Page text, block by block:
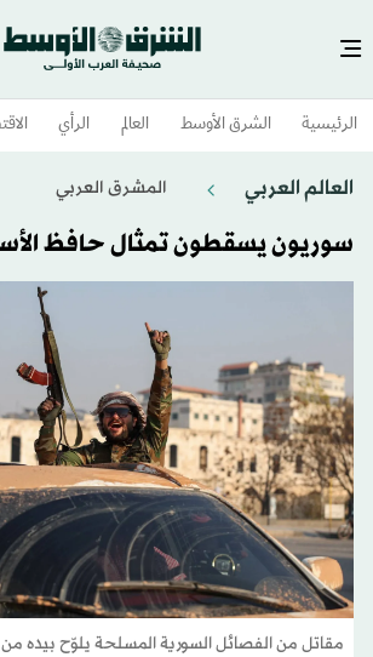
الرئيسية الشرق الأوسط​ العالم الرأي
العالم العربي المشرق العربي
سوريون يسقطون تمثال حافظ
مقاتل من الفصائل السورية المسلحة يلوّح بيده